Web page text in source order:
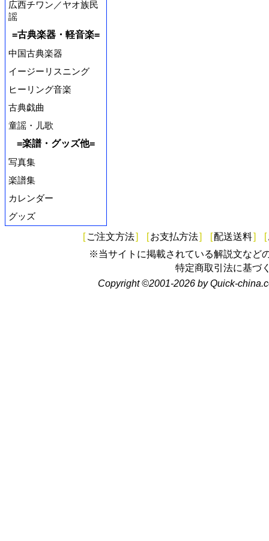
広西チワン／ヤオ族民
謡
=古典楽器・軽音楽=
中国古典楽器
イージーリスニング
ヒーリング音楽
古典戯曲
童謡・儿歌
=楽譜・グッズ他=
写真集
楽譜集
カレンダー
グッズ
[ ご注文方法] [お支払方法] [配送送料] [
※当サイトに掲載されている解説文など
特定商取引法に基づ
Copyright ©2001-2026 by Quick-